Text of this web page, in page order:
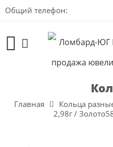
Общий телефон:
Главная Кольца
2,98г /